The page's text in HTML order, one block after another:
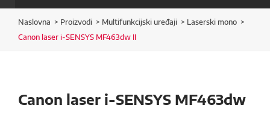
Naslovna Proizvodi Multifunkcijski uređaji
Laserski mono
Canon laser i-SENSYS MF463dw II
Canon laser i-SENSYS MF463dw